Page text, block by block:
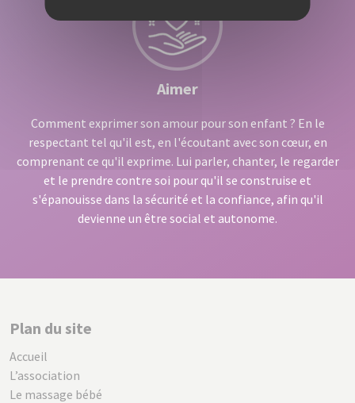
Aimer
Comment exprimer son amour pour son enfant ? En le
respectant tel qu'il est, en l'écoutant avec son cœur, en
comprenant ce qu'il exprime. Lui parler, chanter, le regarder
et le prendre contre soi pour qu'il se construise et
s'épanouisse dans la sécurité et la confiance, afin qu'il
devienne un être social et autonome.
Plan du site
Accueil
L’association
Le massage bébé